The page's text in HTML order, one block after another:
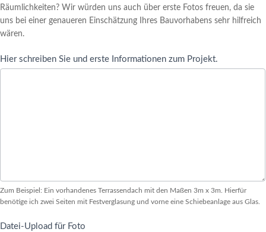
Räumlichkeiten? Wir würden uns auch über erste Fotos freuen, da sie
uns bei einer genaueren Einschätzung Ihres Bauvorhabens sehr hilfreich
wären.
Hier schreiben Sie und erste Informationen zum Projekt.
Zum Beispiel: Ein vorhandenes Terrassendach mit den Maßen 3m x 3m. Hierfür
benötige ich zwei Seiten mit Festverglasung und vorne eine Schiebeanlage aus Glas.
Datei-Upload für Foto